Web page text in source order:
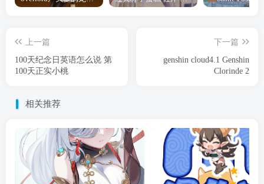
上一篇
100天纪念日英语怎么说 第
100天正实小桃
下一篇
genshin cloud4.1 Genshin
Clorinde 2
相关推荐